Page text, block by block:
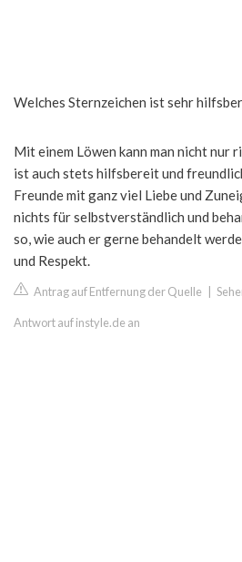
Welches Sternzeichen ist sehr
Mit einem Löwen kann man nicht nur
ist auch stets hilfsbereit und
Freunde mit ganz viel Liebe und
nichts für selbstverständlich und
so, wie auch er gerne behandelt
und Respekt.
Antrag auf Entfernung der Quelle
Antwort auf instyle.de an